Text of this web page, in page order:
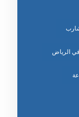
الرياض